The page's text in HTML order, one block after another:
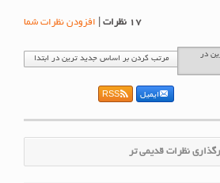
نظرات |افزودن نظرات شما
مرتب کردن بر اساس جدید ترین در ابتدا
ایمیل RSS
نظرات قدیمی تر